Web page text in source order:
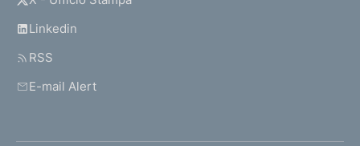
Linkedin
RSS
E-mail Alert